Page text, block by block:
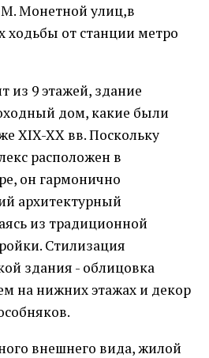
М. Монетной улиц,в
ходьбы от станции метро
из 9 этажей, здание
дом, какие были
XIX-XX вв. Поскольку
расположен в
он гармонично
архитектурный
из традиционной
Стилизация
здания - облицовка
на нижних этажах и декор
внешнего вида, жилой